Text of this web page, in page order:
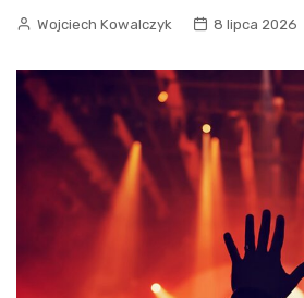
Wojciech Kowalczyk 8 lipca 2026